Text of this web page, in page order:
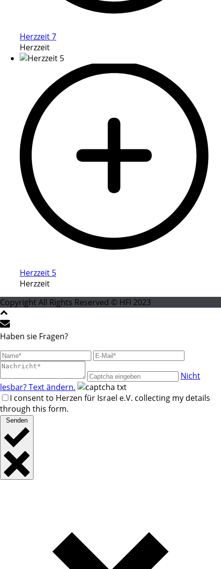
Herzzeit 7
Herzzeit
Herzzeit 5
Herzzeit
Copyright All Rights Reserved © HFI 2023
Haben sie Fragen?
Nicht
lesbar? Text ändern.
I consent to Herzen für Israel e.V. collecting my details
through this form.
Senden